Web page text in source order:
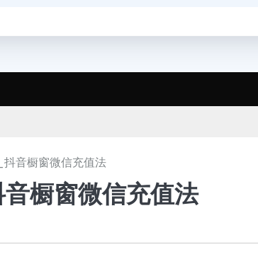
音橱窗微信充值法
橱窗微信充值法